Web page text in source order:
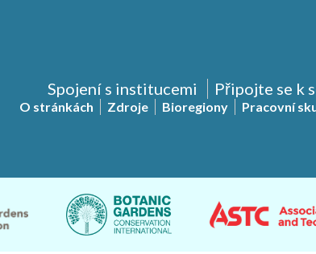
Spojení s institucemi Připojte se k
O stránkách Zdroje Bioregiony Pracovní